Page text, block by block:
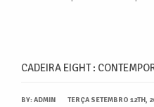
CADEIRA EIGHT :
BY:ADMIN TERÇA SETEMBRO 12TH,